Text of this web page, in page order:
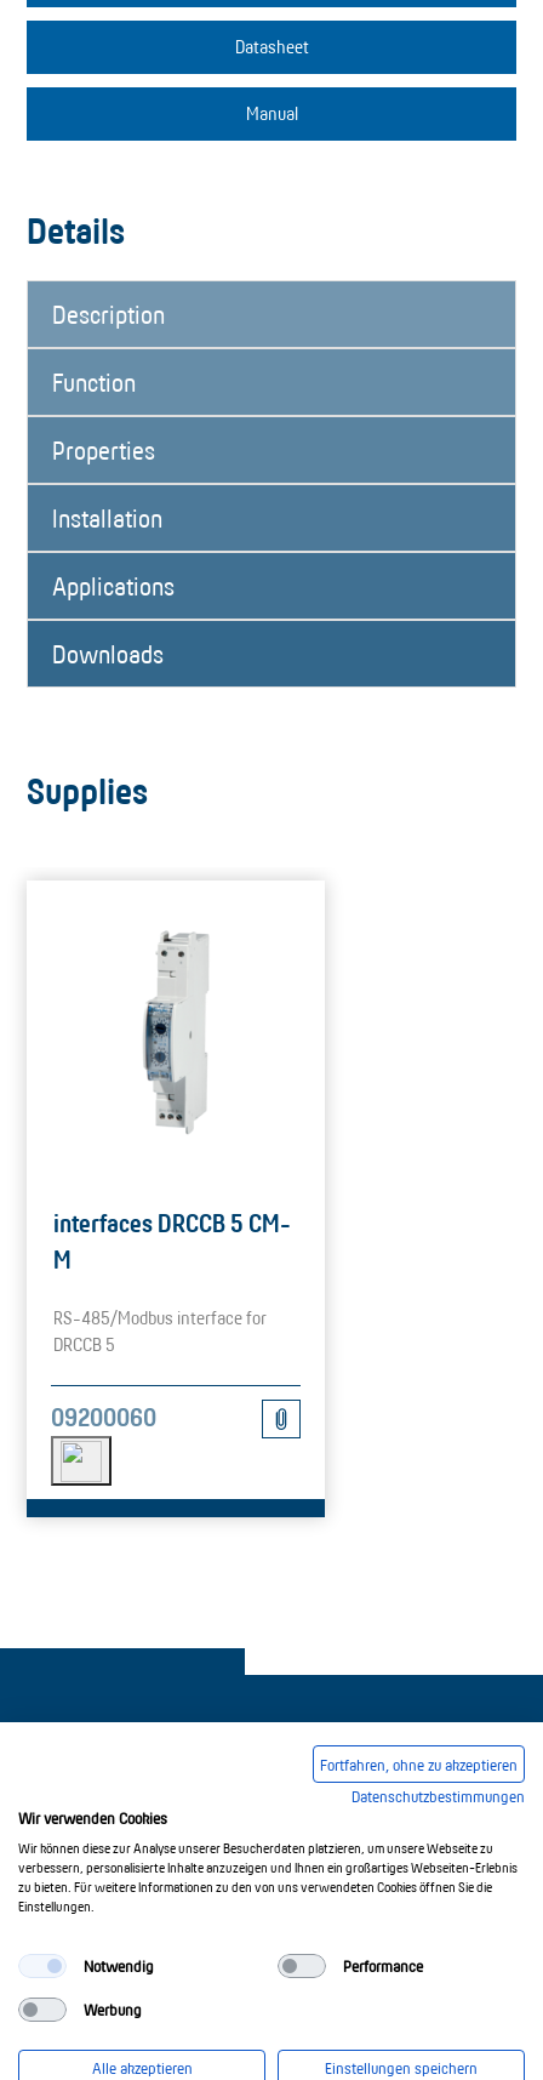
Datasheet
Manual
Details
Description
Function
Properties
Installation
Applications
Downloads
Supplies
interfaces DRCCB 5 CM-
M
RS-485/Modbus interface for
DRCCB 5
09200060
Common Conditions Of Trading
Privacy Policy
© 2017-2026 Doepke Schaltgeräte GmbH
Stellmacherstr. 11
Fortfahren, ohne zu akzeptieren
Datenschutzbestimmungen
Wir verwenden Cookies
Wir können diese zur Analyse unserer Besucherdaten platzieren, um unsere Webseite zu
verbessern, personalisierte Inhalte anzuzeigen und Ihnen ein großartiges Webseiten-Erlebnis
zu bieten. Für weitere Informationen zu den von uns verwendeten Cookies öffnen Sie die
Einstellungen.
Notwendig Performance
Werbung
Alle akzeptieren Einstellungen speichern